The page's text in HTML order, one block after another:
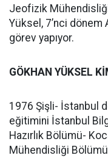
Jeofizik
Yüksel, 7’nci dönem
görev yapıyor.
GÖKHAN YÜKSEL
1976 Şişli- İstanbul
eğitimini İstanbul
Hazırlık Bölümü-
Mühendisliği